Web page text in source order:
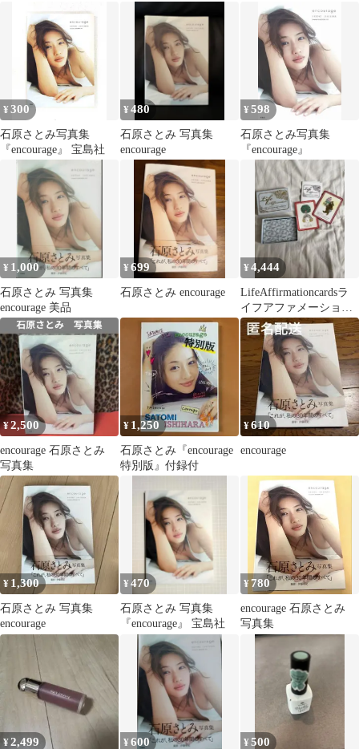
¥300
石原さとみ写真集
『encourage』 宝島社
¥480
石原さとみ 写真集
encourage
¥598
石原さとみ写真集
『encourage』
¥ 1,000
石原さとみ 写真集
encourage 美品
¥699
石原さとみ encourage
¥4,444
LifeAffirmationcardsラ
イフアファメーション
カード オラクル
¥2,500
encourage 石原さとみ
写真集
¥ 1,250
石原さとみ『encourage
特別版』付録付
¥610
encourage
¥ 1,300
石原さとみ 写真集
encourage
¥470
石原さとみ 写真集
『encourage』 宝島社
¥ 780
encourage 石原さとみ
写真集
¥2,499 ¥600 ¥500